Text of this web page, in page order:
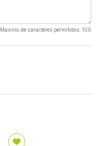
Maximo de caracteres permitidos: 100